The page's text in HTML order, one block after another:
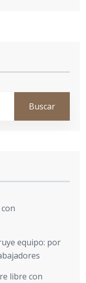
Buscar
equipo: por
libre con